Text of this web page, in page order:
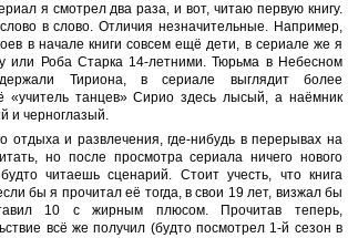
я смотрел два раза, и вот, читаю первую книгу.
в слово. Отличия незначительные. Например,
в начале книги совсем ещё дети, в сериале же я
Роба Старка 14-летними. Тюрьма в Небесном
Тириона, в сериале выглядит более
танцев» Сирио здесь лысый, а наёмник
и черноглазый.
отдыха и развлечения, где-нибудь в перерывах на
но после просмотра сериала ничего нового
читаешь сценарий. Стоит учесть, что книга
бы я прочитал её тогда, в свои 19 лет, визжал бы
10 с жирным плюсом. Прочитав теперь,
всё же получил (будто посмотрел 1-й сезон в